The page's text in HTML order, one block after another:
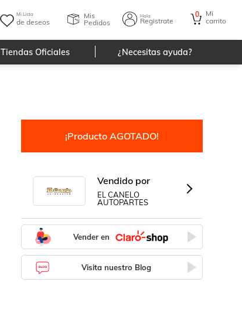
Mi Lista
de deseos
Mis
Pedidos
Hola
Registrate
0
Mi
carrito
Tiendas Oficiales ¿Necesitas ayuda?
¡Producto AGOTADO!
Vendido por
EL CANELO
AUTOPARTES
Vender en
Visita nuestro Blog